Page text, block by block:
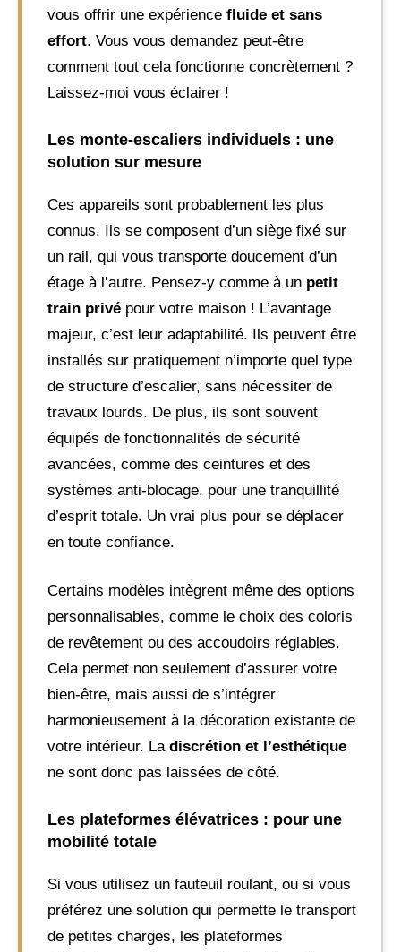
vous offrir une expérience fluide et sans
effort. Vous vous demandez peut-être
comment tout cela fonctionne concrètement ?
Laissez-moi vous éclairer !
Les monte-escaliers individuels : une
solution sur mesure
Ces appareils sont probablement les plus
connus. Ils se composent d’un siège fixé sur
un rail, qui vous transporte doucement d’un
étage à l’autre. Pensez-y comme à un petit
train privé pour votre maison ! L’avantage
majeur, c’est leur adaptabilité. Ils peuvent être
installés sur pratiquement n’importe quel type
de structure d’escalier, sans nécessiter de
travaux lourds. De plus, ils sont souvent
équipés de fonctionnalités de sécurité
avancées, comme des ceintures et des
systèmes anti-blocage, pour une tranquillité
d’esprit totale. Un vrai plus pour se déplacer
en toute confiance.
Certains modèles intègrent même des options
personnalisables, comme le choix des coloris
de revêtement ou des accoudoirs réglables.
Cela permet non seulement d’assurer votre
bien-être, mais aussi de s’intégrer
harmonieusement à la décoration existante de
votre intérieur. La discrétion et l’esthétique
ne sont donc pas laissées de côté.
Les plateformes élévatrices : pour une
mobilité totale
Si vous utilisez un fauteuil roulant, ou si vous
préférez une solution qui permette le transport
de petites charges, les plateformes